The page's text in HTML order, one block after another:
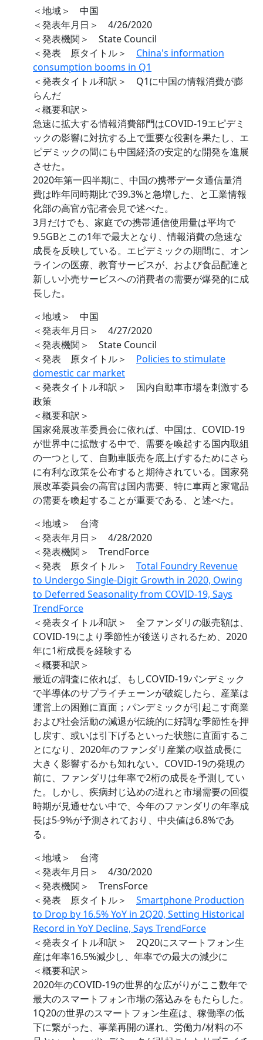
＜地域＞ 中国
＜発表年月日＞ 4/26/2020
＜発表機関＞ State Council
＜発表 原タイトル＞ China's information
consumption booms in Q1
＜発表タイトル和訳＞ Q1に中国の情報消費が膨
らんだ
＜概要和訳＞
急速に拡大する情報消費部門はCOVID-19エピデミ
ックの影響に対抗する上で重要な役割を果たし、エ
ピデミックの間にも中国経済の安定的な開発を進展
させた。
2020年第一四半期に、中国の携帯データ通信量消
費は昨年同時期比で39.3%と急増した、と工業情報
化部の高官が記者会見で述べた。
3月だけでも、家庭での携帯通信使用量は平均で
9.5GBとこの1年で最大となり、情報消費の急速な
成長を反映している。エピデミックの期間に、オン
ラインの医療、教育サービスが、および食品配達と
新しい小売サービスへの消費者の需要が爆発的に成
長した。
＜地域＞ 中国
＜発表年月日＞ 4/27/2020
＜発表機関＞ State Council
＜発表 原タイトル＞ Policies to stimulate
domestic car market
＜発表タイトル和訳＞ 国内自動車市場を刺激する
政策
＜概要和訳＞
国家発展改革委員会に依れば、中国は、COVID-19
が世界中に拡散する中で、需要を喚起する国内取組
の一つとして、自動車販売を底上げするためにさら
に有利な政策を公布すると期待されている。国家発
展改革委員会の高官は国内需要、特に車両と家電品
の需要を喚起することが重要である、と述べた。
＜地域＞ 台湾
＜発表年月日＞ 4/28/2020
＜発表機関＞ TrendForce
＜発表 原タイトル＞ Total Foundry Revenue
to Undergo Single-Digit Growth in 2020, Owing
to Deferred Seasonality from COVID-19, Says
TrendForce
＜発表タイトル和訳＞ 全ファンダリの販売額は、
COVID-19により季節性が後送りされるため、2020
年に1桁成長を経験する
＜概要和訳＞
最近の調査に依れば、もしCOVID-19パンデミック
で半導体のサプライチェーンが破綻したら、産業は
運営上の困難に直面；パンデミックが引起こす商業
および社会活動の減退が伝統的に好調な季節性を押
し戻す、或いは引下げるといった状態に直面するこ
とになり、2020年のファンダリ産業の収益成長に
大きく影響するかも知れない。COVID-19の発現の
前に、ファンダリは年率で2桁の成長を予測してい
た。しかし、疾病封じ込めの遅れと市場需要の回復
時期が見通せない中で、今年のファンダリの年率成
長は5-9%が予測されており、中央値は6.8%であ
る。
＜地域＞ 台湾
＜発表年月日＞ 4/30/2020
＜発表機関＞ TrensForce
＜発表 原タイトル＞ Smartphone Production
to Drop by 16.5% YoY in 2Q20, Setting Historical
Record in YoY Decline, Says TrendForce
＜発表タイトル和訳＞ 2Q20にスマートフォン生
産は年率16.5%減少し、年率での最大の減少に
＜概要和訳＞
2020年のCOVID-19の世界的な広がりがここ数年で
最大のスマートフォン市場の落込みをもたらした。
1Q20の世界のスマートフォン生産は、稼働率の低
下に繋がった、事業再開の遅れ、労働力/材料の不